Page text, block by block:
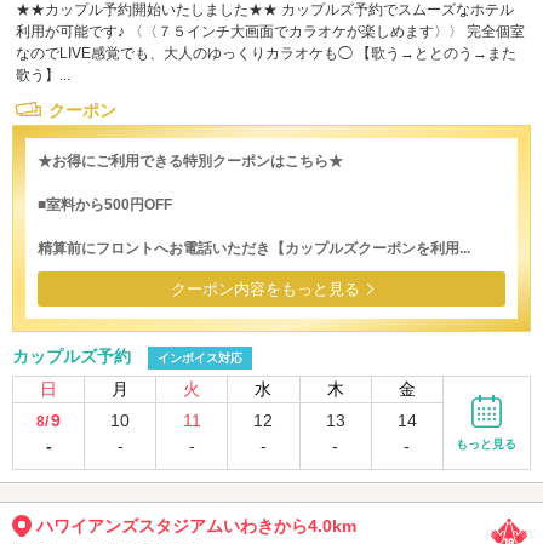
★★カップル予約開始いたしました★★ カップルズ予約でスムーズなホテル
利用が可能です♪ 〈〈７５インチ大画面でカラオケが楽しめます〉〉 完全個室
なのでLIVE感覚でも、大人のゆっくりカラオケも◯ 【歌う→ととのう→また
歌う】...
クーポン
★お得にご利用できる特別クーポンはこちら★
■室料から500円OFF
精算前にフロントへお電話いただき【カップルズクーポンを利用...
クーポン内容をもっと見る
カップルズ予約 インボイス対応
日 月 火 水 木 金
8/9
-
10
-
11
-
12
-
13
-
14
-
もっと見る
ハワイアンズスタジアムいわきから4.0km